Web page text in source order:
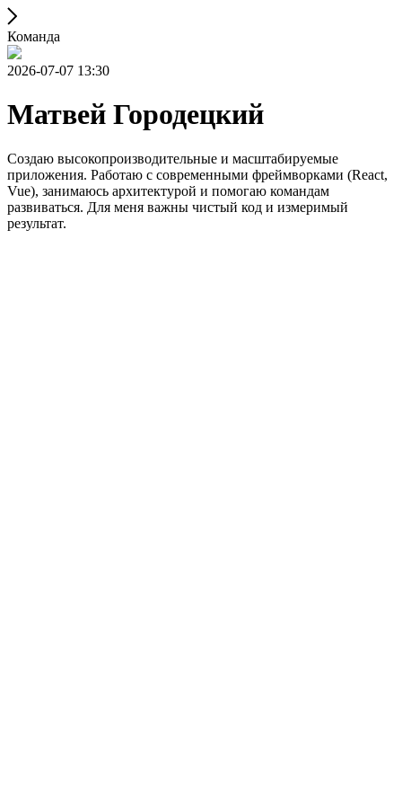
Команда
2026-07-07 13:30
Матвей Городецкий
Создаю высокопроизводительные и масштабируемые
приложения. Работаю с современными фреймворками (React,
Vue), занимаюсь архитектурой и помогаю командам
развиваться. Для меня важны чистый код и измеримый
результат.